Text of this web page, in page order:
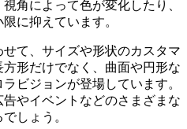
角によって色が変化したり、
に抑えています。
て、サイズや形状のカスタマ
形だけでなく、曲面や円形な
ビジョンが登場しています。
やイベントなどのさまざまな
しょう。